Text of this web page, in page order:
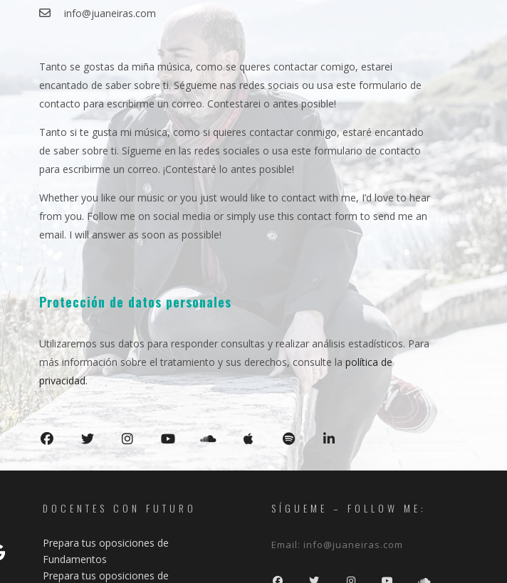
info@juaneiras.com
Tanto se gostas da miña música, como se queres contactar comigo, estarei
encantado de saber sobre ti. Ségueme nas redes sociais ou usa este formulario de
contacto para escribirme un correo. Contestarei o antes posible!
Tanto si te gusta mi música, como si quieres contactar conmigo, estaré encantado
de saber sobre ti. Sígueme en las redes sociales o usa este formulario de contacto
para escribirme un correo. ¡Contestaré lo antes posible!
Whether you like our music or you just would like to contact with me, I’d love to hear
from you. Follow me on social media or simply use this contact form to send me an
email. I will answer as soon as possible!
Protección de datos personales
Utilizaremos sus datos para responder consultas y realizar análisis estadísticos. Para
más información sobre el tratamiento y sus derechos, consulte la política de
privacidad.
DOCENTES CON FUTURO
Prepara tus oposiciones de
Fundamentos
Prepara tus oposiciones de
SÍGUEME – FOLLOW ME:
Email: info@juaneiras.com